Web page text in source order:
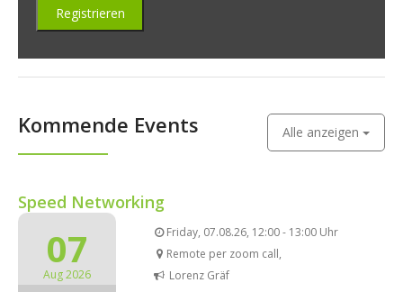
Kommende Events Alle anzeigen
Speed Networking
07
Aug 2026
Friday, 07.08.26, 12:00 - 13:00 Uhr
Remote per zoom call,
Lorenz Gräf